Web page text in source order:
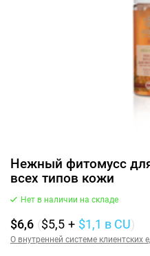
Нежный фитомусс
всех типов кожи
Нет в наличии на складе
$6,6 ($5,5 + $1,1 в CU)
О внутренней системе клиентских